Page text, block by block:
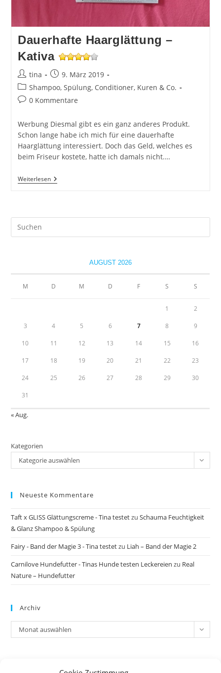
Dauerhafte Haarglättung –
Kativa
Beitrags-
Autor:
tina
Beitrag
veröffentlicht:
9. März 2019
Beitrags-
Kategorie:
Shampoo, Spülung, Conditioner, Kuren & Co.
Beitrags-
0 Kommentare
Werbung Diesmal gibt es ein ganz anderes Produkt.
Schon lange habe ich mich für eine dauerhafte
Haarglättung interessiert. Doch das Geld, welches es
beim Friseur kostete, hatte ich damals nicht.…
WeiterlesenDauerhafte
Haarglättung
AUGUST 2026
M D M D F S S
1 2
3 4 5 6 7 8 9
10 11 12 13 14 15 16
17 18 19 20 21 22 23
24 25 26 27 28 29 30
31
« Aug.
Kategorien
Kategorie auswählen
Neueste Kommentare
Taft x GLISS Glättungscreme - Tina testetzuSchauma Feuchtigkeit
& Glanz Shampoo & Spülung
Fairy - Band der Magie 3 - Tina testetzu Liah – Band der Magie 2
Carnilove Hundefutter - Tinas Hunde testen Leckereien zu Real
Nature – Hundefutter
Archiv
Archiv
Monat auswählen